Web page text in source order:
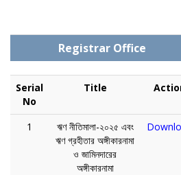
Registrar Office
Serial
No
Title
1
ঋণ নীতিমালা-২০২৫ এবং
ঋণ গ্রহীতার অঙ্গীকারনামা
ও জামিনদারের
অঙ্গীকারনামা